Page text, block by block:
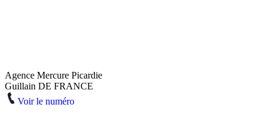
Agence Mercure Picardie
Guillain DE FRANCE
Voir le numéro